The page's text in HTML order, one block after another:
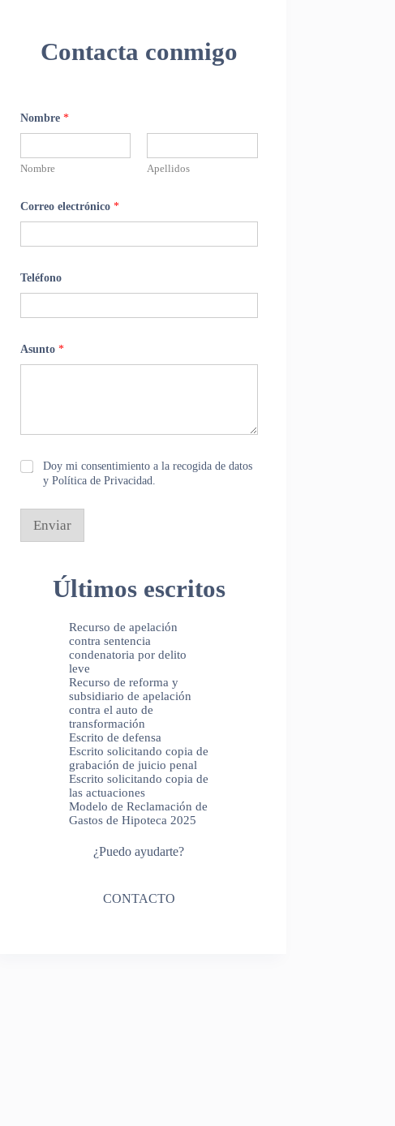
Contacta conmigo
Nombre *
Nombre Apellidos
Correo electrónico *
Teléfono
Asunto *
Doy mi consentimiento a la recogida de datos
y Política de Privacidad.
Enviar
Últimos escritos
Recurso de apelación
contra sentencia
condenatoria por delito
leve
Recurso de reforma y
subsidiario de apelación
contra el auto de
transformación
Escrito de defensa
Escrito solicitando copia de
grabación de juicio penal
Escrito solicitando copia de
las actuaciones
Modelo de Reclamación de
Gastos de Hipoteca 2025
¿Puedo ayudarte?
CONTACTO